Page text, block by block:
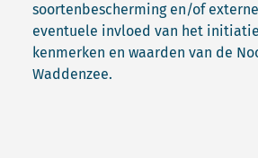
soortenbescherming en/of
eventuele invloed van het
kenmerken en waarden van de
Waddenzee.